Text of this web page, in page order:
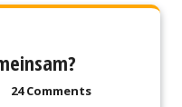
24 Comments